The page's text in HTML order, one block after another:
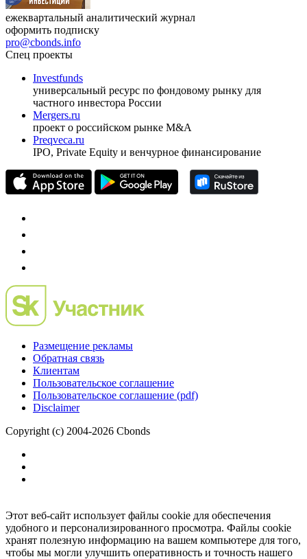
ежеквартальный аналитический журнал
оформить подписку
pro@cbonds.info
Спец проекты
Investfunds
универсальный ресурс по фондовому рынку для
частного инвестора России
Mergers.ru
проект о российском рынке M&A
Preqveca.ru
IPO, Private Equity и венчурное финансирование
Размещение рекламы
Обратная связь
Клиентам
Пользовательское соглашение
Пользовательское соглашение (pdf)
Disclaimer
Copyright (c) 2004-2026 Cbonds
Этот веб-сайт использует файлы cookie для обеспечения
удобного и персонализированного просмотра. Файлы cookie
хранят полезную информацию на вашем компьютере для того,
чтобы мы могли улучшить оперативность и точность нашего